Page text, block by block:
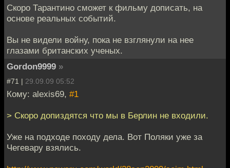
Скоро Тарантино сможет к фильму дописать, на
основе реальных событий.
Вы не видели войну, пока не взглянули на нее
глазами британских ученых.
Gordon9999 »
#71 | 29.09.09 05:52
Кому: alexis69, #1
> Скоро допиздятся что мы в Берлин не входили.
Уже на подходе походу дела. Вот Поляки уже за
Чегевару взялись.